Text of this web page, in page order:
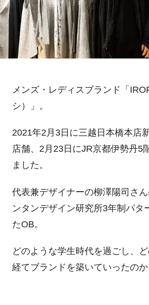
メンズ・レディスブランド「
シ）」。
2021年2月3日に三越日本橋本店
店舗、2月23日にJR京都伊勢丹5
ました。
代表兼デザイナーの柳澤陽司さ
ンタンデザイン研究所3年制パタ
たOB。
どのような学生時代を過ごし、
経てブランドを築いていったのか